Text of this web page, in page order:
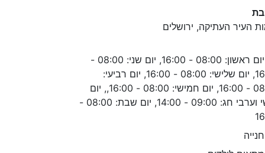
העיר העתיקה, ירושלים
יום ראשון: 08:00 - 16:00, יום שני: 08:00 -
16:00, יום שלישי: 08:00 - 16:00, יום רביעי:
08:00 - 16:00, יום חמישי: 08:00 - 16:00,, יום
שישי וערבי חג: 09:00 - 14:00, יום שבת: 08:00 -
חנייה